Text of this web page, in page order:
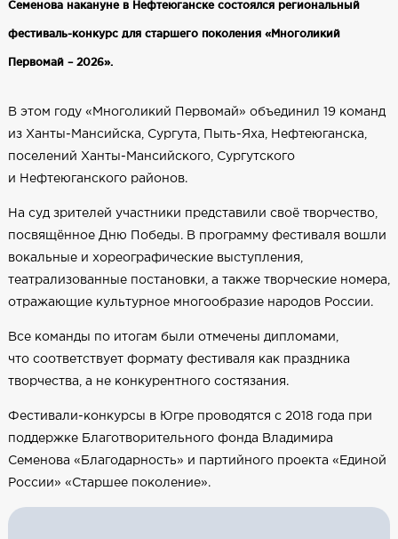
Семенова накануне в Нефтеюганске состоялся региональный
фестиваль-конкурс для старшего поколения «Многоликий
Первомай – 2026».
В этом году «Многоликий Первомай» объединил 19 команд
из Ханты-Мансийска, Сургута, Пыть-Яха, Нефтеюганска,
поселений Ханты-Мансийского, Сургутского
и Нефтеюганского районов.
На суд зрителей участники представили своё творчество,
посвящённое Дню Победы. В программу фестиваля вошли
вокальные и хореографические выступления,
театрализованные постановки, а также творческие номера,
отражающие культурное многообразие народов России.
Все команды по итогам были отмечены дипломами,
что соответствует формату фестиваля как праздника
творчества, а не конкурентного состязания.
Фестивали-конкурсы в Югре проводятся с 2018 года при
поддержке Благотворительного фонда Владимира
Семенова «Благодарность» и партийного проекта «Единой
России» «Старшее поколение».